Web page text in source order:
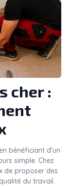
cher :
bénéficiant d’un
simple. Chez
de proposer des
du travail.